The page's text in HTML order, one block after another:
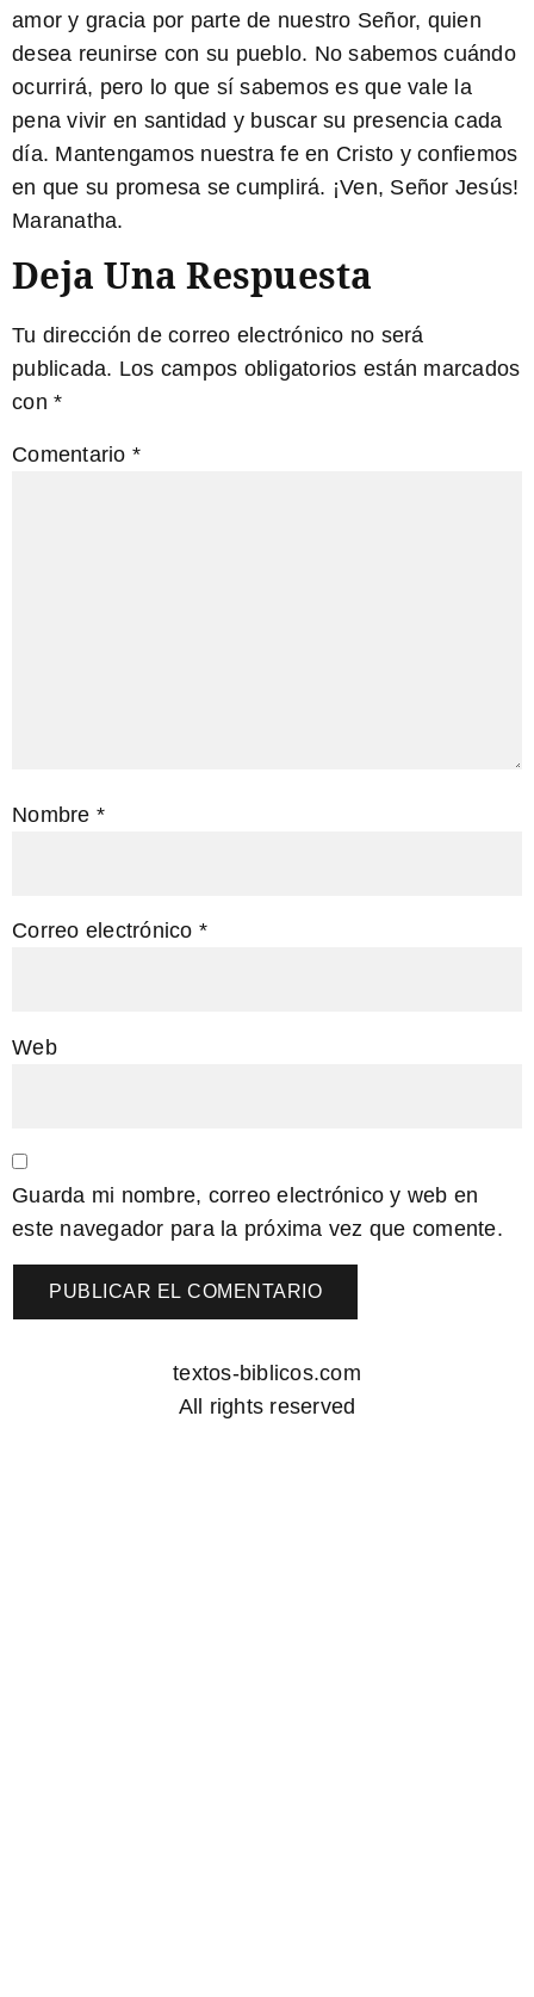
amor y gracia por parte de nuestro Señor, quien
desea reunirse con su pueblo. No sabemos cuándo
ocurrirá, pero lo que sí sabemos es que vale la
pena vivir en santidad y buscar su presencia cada
día. Mantengamos nuestra fe en Cristo y confiemos
en que su promesa se cumplirá. ¡Ven, Señor Jesús!
Maranatha.
Deja Una Respuesta
Tu dirección de correo electrónico no será
publicada. Los campos obligatorios están marcados
con *
Comentario *
Nombre *
Correo electrónico *
Web
Guarda mi nombre, correo electrónico y web en
este navegador para la próxima vez que comente.
textos-biblicos.com
All rights reserved